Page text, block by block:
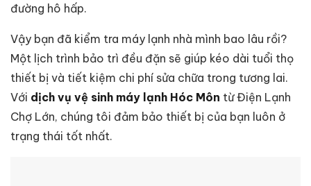
đường hô hấp.
Vậy bạn đã kiểm tra máy lạnh nhà mình bao lâu rồi?
Một lịch trình bảo trì đều đặn sẽ giúp kéo dài tuổi thọ
thiết bị và tiết kiệm chi phí sửa chữa trong tương lai.
Với dịch vụ vệ sinh máy lạnh Hóc Môn từ Điện Lạnh
Chợ Lớn, chúng tôi đảm bảo thiết bị của bạn luôn ở
trạng thái tốt nhất.